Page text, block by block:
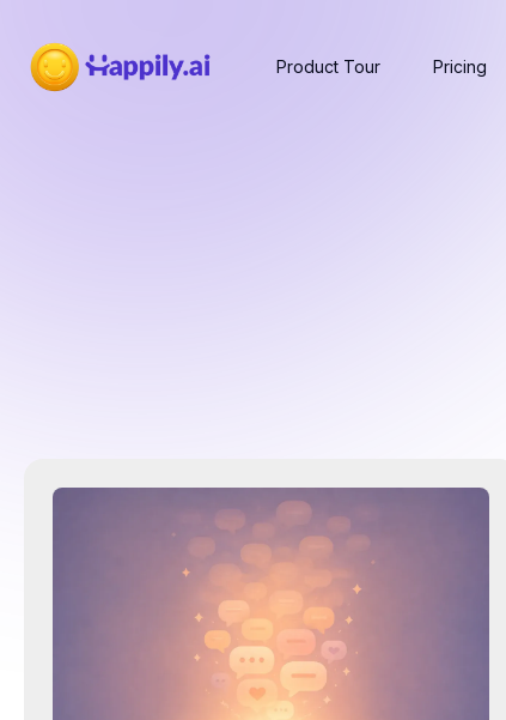
Product Tour Pricing